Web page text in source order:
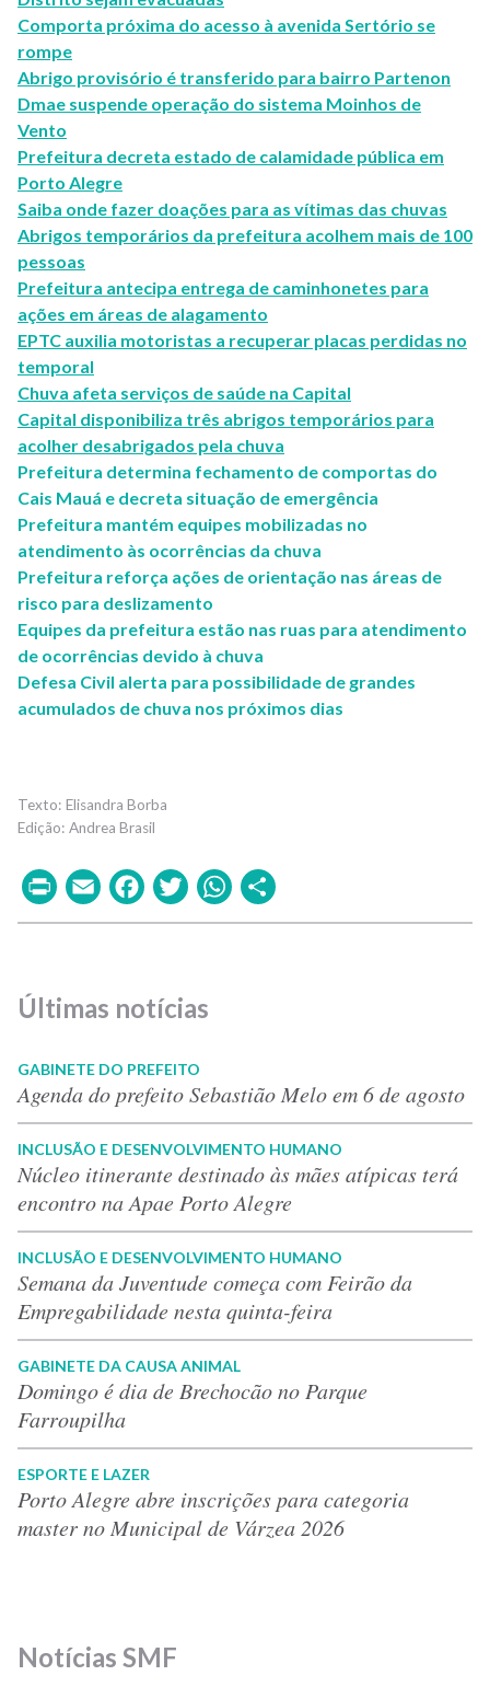
Comporta próxima do acesso à avenida Sertório se
rompe
Abrigo provisório é transferido para bairro Partenon
Dmae suspende operação do sistema Moinhos de
Vento
Prefeitura decreta estado de calamidade pública em
Porto Alegre
Saiba onde fazer doações para as vítimas das chuvas
Abrigos temporários da prefeitura acolhem mais de 100
pessoas
Prefeitura antecipa entrega de caminhonetes para
ações em áreas de alagamento
EPTC auxilia motoristas a recuperar placas perdidas no
temporal
Chuva afeta serviços de saúde na Capital
Capital disponibiliza três abrigos temporários para
acolher desabrigados pela chuva
Prefeitura determina fechamento de comportas do
Cais Mauá e decreta situação de emergência
Prefeitura mantém equipes mobilizadas no
atendimento às ocorrências da chuva
Prefeitura reforça ações de orientação nas áreas de
risco para deslizamento
Equipes da prefeitura estão nas ruas para atendimento
de ocorrências devido à chuva
Defesa Civil alerta para possibilidade de grandes
acumulados de chuva nos próximos dias
Elisandra Borba
Andrea Brasil
PrintEmailFacebook
TwitterWhatsApp
Últimas notícias
GABINETE DO PREFEITO
Agenda do prefeito Sebastião Melo em 6 de agosto
INCLUSÃO E DESENVOLVIMENTO HUMANO
Núcleo itinerante destinado às mães atípicas terá
encontro na Apae Porto Alegre
INCLUSÃO E DESENVOLVIMENTO HUMANO
Semana da Juventude começa com Feirão da
Empregabilidade nesta quinta-feira
GABINETE DA CAUSA ANIMAL
Domingo é dia de Brechocão no Parque
Farroupilha
ESPORTE E LAZER
Porto Alegre abre inscrições para categoria
master no Municipal de Várzea 2026
Notícias SMF